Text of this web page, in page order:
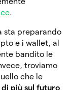
.
sta preparando
e i wallet, al
bandito le
troviamo
che le
più sul futuro